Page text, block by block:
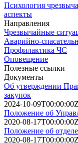
Психология
аспекты
Направления
Чрезвычайные
Аварийно-
Профилактика ЧС
Оповещение
Полезные ссылки
Документы
Об утверждении
закупок
2024-10-09T00:00:00Z
Положение об
2020-08-17T00:00:00Z
Положение об
2020-08-17T00:00:00Z